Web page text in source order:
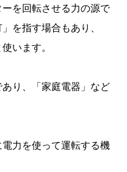
ーを回転させる力の源で
を指す場合もあり、
います。
あり、「家庭電器」など
電力を使って運転する機